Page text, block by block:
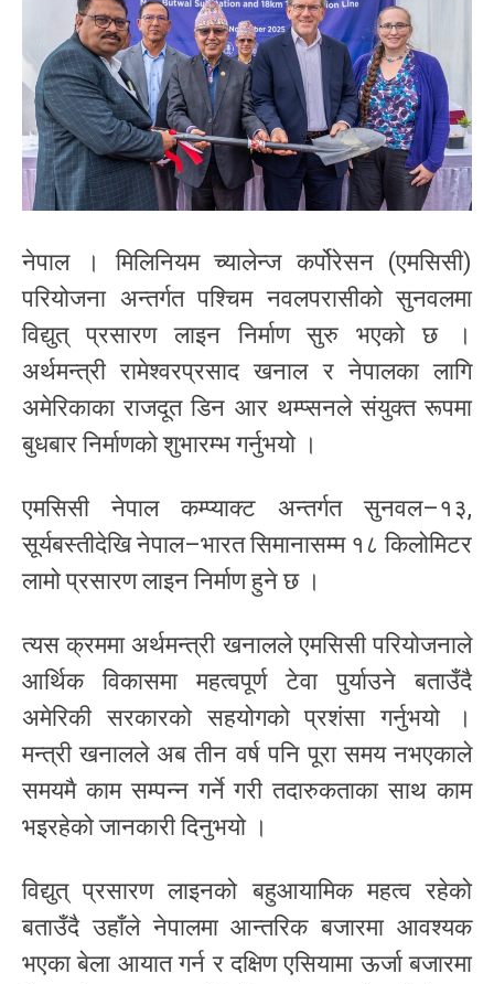
नेपाल । मिलिनियम च्यालेन्ज कर्पोरेसन (एमसिसी)
परियोजना अन्तर्गत पश्चिम नवलपरासीको सुनवलमा
विद्युत् प्रसारण लाइन निर्माण सुरु भएको छ ।
अर्थमन्त्री रामेश्वरप्रसाद खनाल र नेपालका लागि
अमेरिकाका राजदूत डिन आर थम्प्सनले संयुक्त रूपमा
बुधबार निर्माणको शुभारम्भ गर्नुभयो ।
एमसिसी नेपाल कम्प्याक्ट अन्तर्गत सुनवल–१३,
सूर्यबस्तीदेखि नेपाल–भारत सिमानासम्म १८ किलोमिटर
लामो प्रसारण लाइन निर्माण हुने छ ।
त्यस क्रममा अर्थमन्त्री खनालले एमसिसी परियोजनाले
आर्थिक विकासमा महत्वपूर्ण टेवा पुर्याउने बताउँदै
अमेरिकी सरकारको सहयोगको प्रशंसा गर्नुभयो ।
मन्त्री खनालले अब तीन वर्ष पनि पूरा समय नभएकाले
समयमै काम सम्पन्न गर्ने गरी तदारुकताका साथ काम
भइरहेको जानकारी दिनुभयो ।
विद्युत् प्रसारण लाइनको बहुआयामिक महत्व रहेको
बताउँदै उहाँले नेपालमा आन्तरिक बजारमा आवश्यक
भएका बेला आयात गर्न र दक्षिण एसियामा ऊर्जा बजारमा